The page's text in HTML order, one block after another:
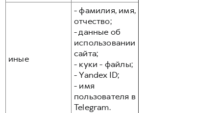
иные
- фамилия, имя,
отчество;
- данные об
использовании
сайта;
- куки - файлы;
- Yandex ID;
- имя
пользователя в
Telegram.